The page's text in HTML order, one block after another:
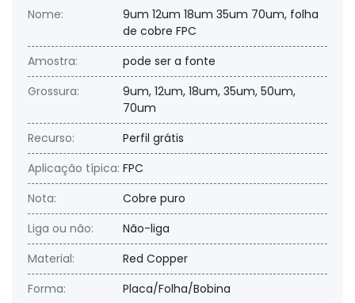
Nome:
9um 12um 18um 35um 70um, folha
de cobre FPC
Amostra:
pode ser a fonte
Grossura:
9um, 12um, 18um, 35um, 50um,
70um
Recurso:
Perfil grátis
Aplicação típica: FPC
Nota:
Cobre puro
Liga ou não:
Não-liga
Material:
Red Copper
Forma:
Placa/Folha/Bobina